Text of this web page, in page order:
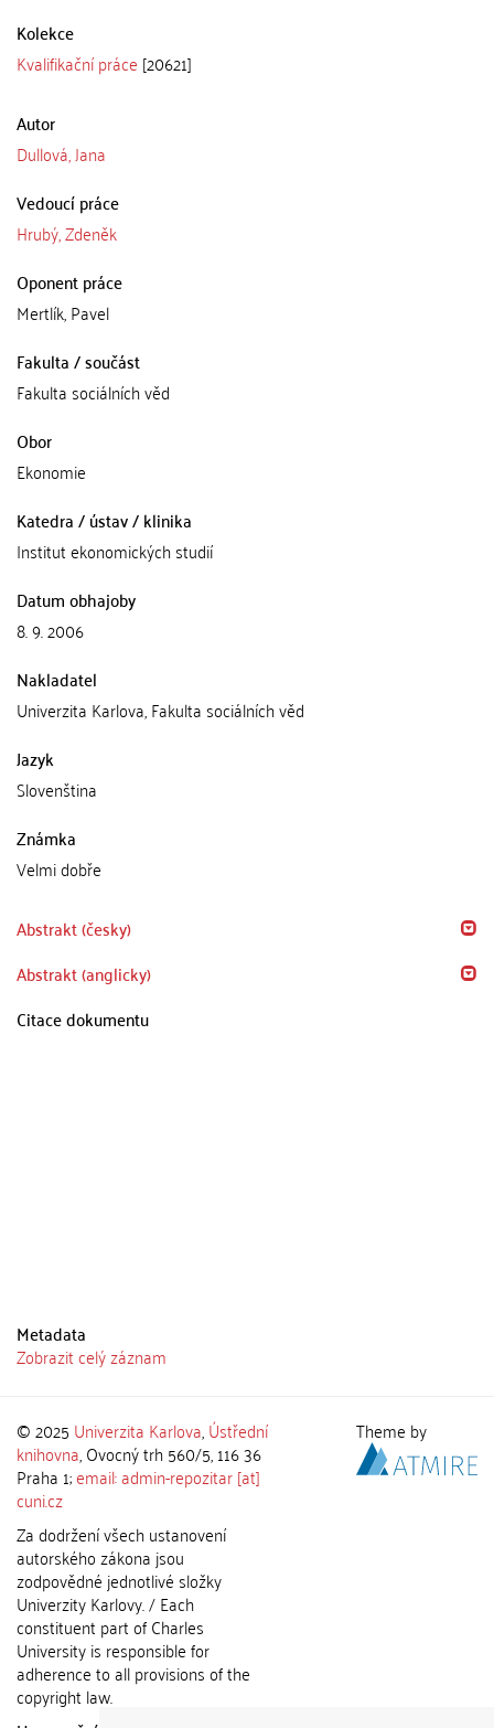
Kolekce
Kvalifikační práce [20621]
Autor
Dullová, Jana
Vedoucí práce
Hrubý, Zdeněk
Oponent práce
Mertlík, Pavel
Fakulta / součást
Fakulta sociálních věd
Obor
Ekonomie
Katedra / ústav / klinika
Institut ekonomických studií
Datum obhajoby
8. 9. 2006
Nakladatel
Univerzita Karlova, Fakulta sociálních věd
Jazyk
Slovenština
Známka
Velmi dobře
Abstrakt (česky)
Abstrakt (anglicky)
Citace dokumentu
Metadata
Zobrazit celý záznam
© 2025 Univerzita Karlova,Ústřední
knihovna, Ovocný trh 560/5, 116 36
Praha 1;email: admin-repozitar [at]
cuni.cz
Za dodržení všech ustanovení
autorského zákona jsou
zodpovědné jednotlivé složky
Univerzity Karlovy. / Each
constituent part of Charles
University is responsible for
adherence to all provisions of the
copyright law.
Theme by